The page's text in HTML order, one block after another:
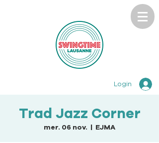
Login
Trad Jazz Corner
mer. 06 nov.
  |
EJMA